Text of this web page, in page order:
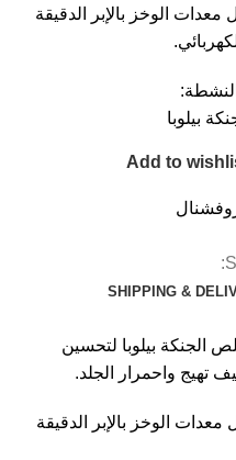
الوخز بالإبر الدقيقة
بيلوبا
Add to
SHIPPING &
الجنكة بيلوبا لتحسين
تهيج واحمرار الجلد.
الوخز بالإبر الدقيقة